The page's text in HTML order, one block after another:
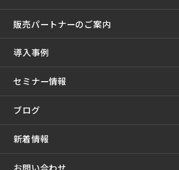
販売パートナーのご案内
導入事例
セミナー情報
ブログ
新着情報